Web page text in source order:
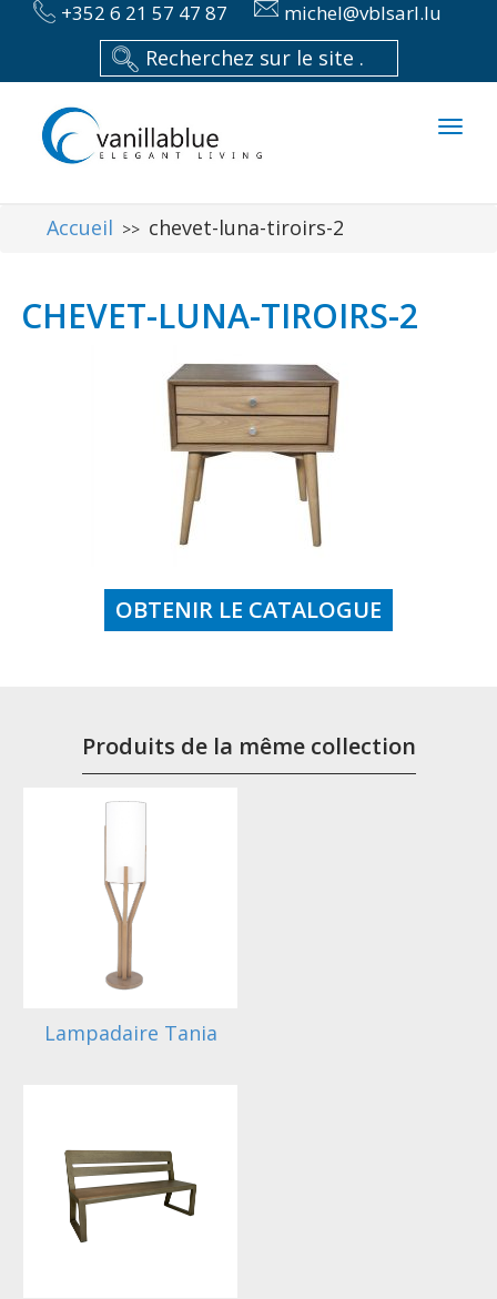
+352 6 21 57 47 87 michel@vblsarl.lu
Accueil >> chevet-luna-tiroirs-2
CHEVET-LUNA-TIROIRS-2
OBTENIR LE CATALOGUE
Produits de la même collection
Lampadaire Tania